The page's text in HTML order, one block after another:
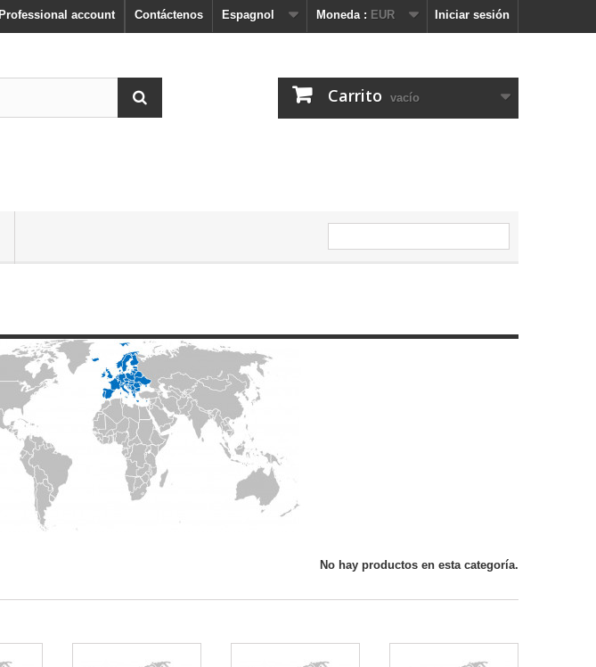
Iniciar sesión
Moneda : EUR
Espagnol
Contáctenos
Professional account
Carrito vacío
No hay productos en esta categoría.